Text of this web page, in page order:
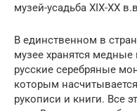
музей-усадьба XIX-XX
В единственном в
музее хранятся
русские серебряные
которым
рукописи и книги. Все